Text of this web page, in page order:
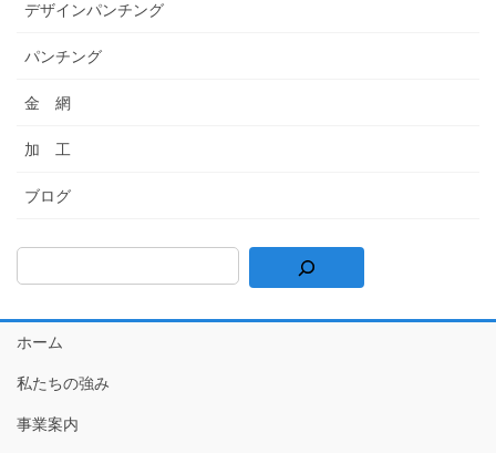
デザインパンチング
パンチング
金 網
加 工
ブログ
ホーム
私たちの強み
事業案内